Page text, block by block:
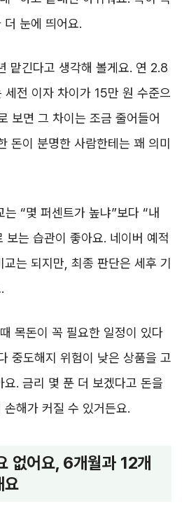
눈에 띄어요.
맡긴다고 생각해 볼게요. 연 2.8
세전 이자 차이가 15만 원 수준으
보면 그 차이는 조금 줄어들어
돈이 분명한 사람한테는 꽤 의미
“몇 퍼센트가 높냐”보다 “내
보는 습관이 좋아요. 네이버 예적
는 되지만, 최종 판단은 세후 기
목돈이 꼭 필요한 일정이 있다
중도해지 위험이 낮은 상품을 고
. 금리 몇 푼 더 보겠다고 돈을
해가 커질 수 있거든요.
없어요, 6개월과 12개
요